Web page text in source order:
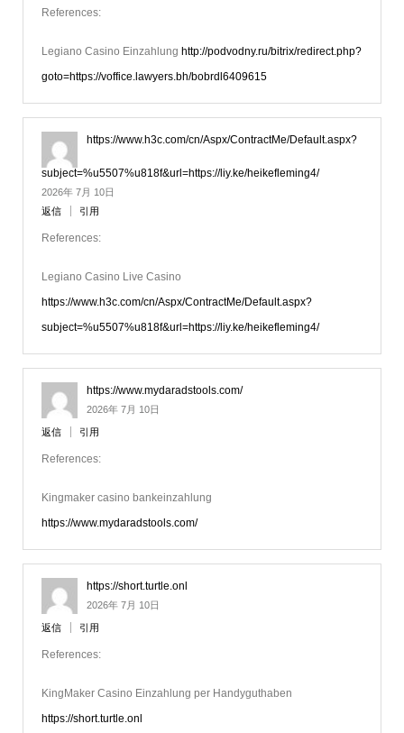
References:
Legiano Casino Einzahlung http://podvodny.ru/bitrix/redirect.php?
goto=https://voffice.lawyers.bh/bobrdl6409615
https://www.h3c.com/cn/Aspx/ContractMe/Default.aspx?
subject=%u5507%u818f&url=https://liy.ke/heikefleming4/
2026年 7月 10日
返信
引用
References:
Legiano Casino Live Casino
https://www.h3c.com/cn/Aspx/ContractMe/Default.aspx?
subject=%u5507%u818f&url=https://liy.ke/heikefleming4/
https://www.mydaradstools.com/
2026年 7月 10日
返信 引用
References:
Kingmaker casino bankeinzahlung
https://www.mydaradstools.com/
https://short.turtle.onl
2026年 7月 10日
返信 引用
References:
KingMaker Casino Einzahlung per Handyguthaben
https://short.turtle.onl